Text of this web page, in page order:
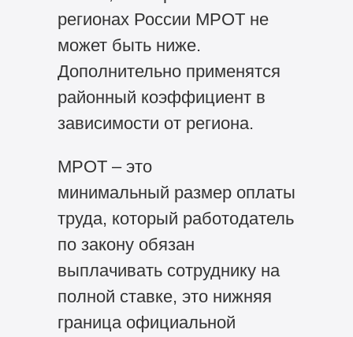
регионах России МРОТ не
может быть ниже.
Дополнительно применятся
районный коэффициент в
зависимости от региона.
МРОТ – это
минимальный размер оплаты
труда, который работодатель
по закону обязан
выплачивать сотруднику на
полной ставке, это нижняя
граница официальной